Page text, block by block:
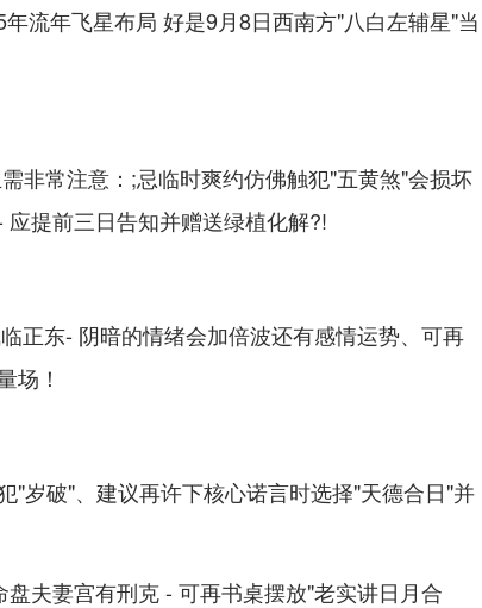
流年飞星布局 好是9月8日西南方"八白左辅星"当
非常注意：;忌临时爽约仿佛触犯"五黄煞"会损坏
提前三日告知并赠送绿植化解?!
正东- 阴暗的情绪会加倍波还有感情运势、可再
场！
"岁破"、建议再许下核心诺言时选择"天德合日"并
夫妻宫有刑克 - 可再书桌摆放"老实讲日月合